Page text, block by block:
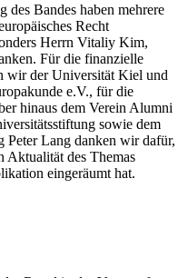
Bandes haben mehrere
Recht
Herrn Vitaliy Kim,
Für die finanzielle
wir der Universität Kiel und
e.V., für die
hinaus dem Verein Alumni
sowie dem
Peter Lang danken wir dafür,
Aktualität des Themas
eingeräumt hat.